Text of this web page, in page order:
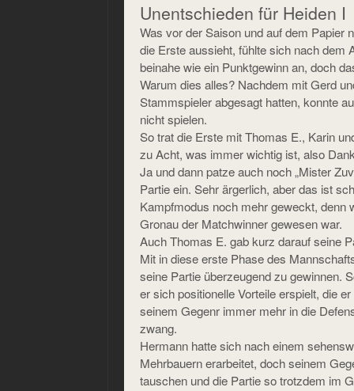
Unentschieden für Heiden I
Was vor der Saison und auf dem Papier
die Erste aussieht, fühlte sich nach dem
beinahe wie ein Punktgewinn an, doch
Warum dies alles? Nachdem mit Gerd
Stammspieler abgesagt hatten, konnte
nicht spielen.
So trat die Erste mit Thomas E., Karin
zu Acht, was immer wichtig ist, also
Ja und dann patze auch noch „Mister
Partie ein. Sehr ärgerlich, aber das ist
Kampfmodus noch mehr geweckt, denn
Gronau der Matchwinner gewesen war.
Auch Thomas E. gab kurz darauf seine
Mit in diese erste Phase des
seine Partie überzeugend zu gewinnen.
er sich positionelle Vorteile erspielt, die
seinem Gegenr immer mehr in die
zwang.
Hermann hatte sich nach einem
Mehrbauern erarbeitet, doch seinem
tauschen und die Partie so trotzdem im